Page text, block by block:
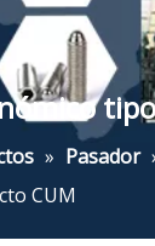
» Pasador
CUM